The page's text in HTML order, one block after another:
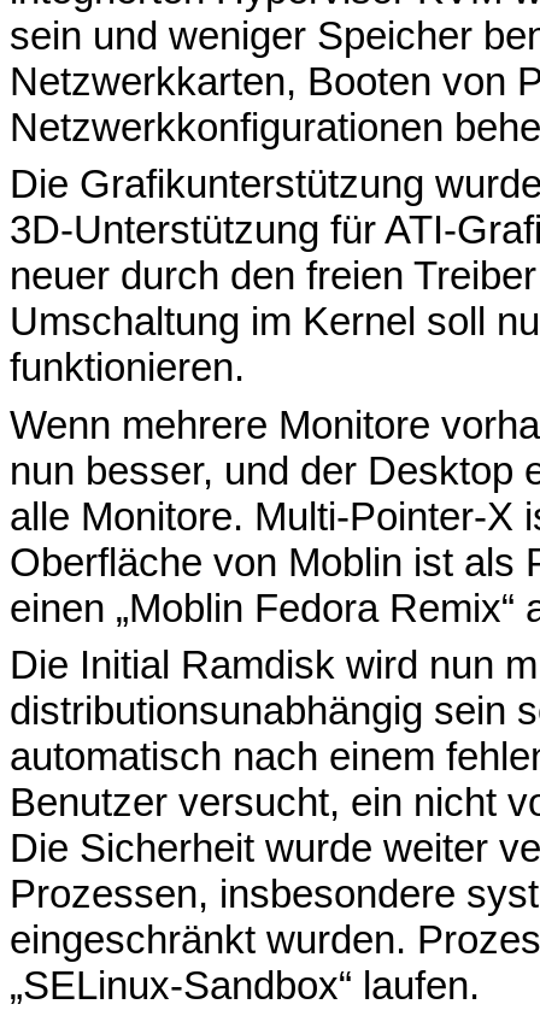
sein und weniger Speicher
Netzwerkkarten, Booten von
Netzwerkkonfigurationen
Die Grafikunterstützung
3D-Unterstützung für ATI-
neuer durch den freien
Umschaltung im Kernel soll
funktionieren.
Wenn mehrere Monitore
nun besser, und der Desktop
alle Monitore. Multi-Pointer-X
Oberfläche von Moblin ist als
einen „Moblin Fedora
Die Initial Ramdisk wird nun
distributionsunabhängig sein
automatisch nach einem
Benutzer versucht, ein nicht
Die Sicherheit wurde weiter
Prozessen, insbesondere
eingeschränkt wurden.
„SELinux-Sandbox“ laufen.